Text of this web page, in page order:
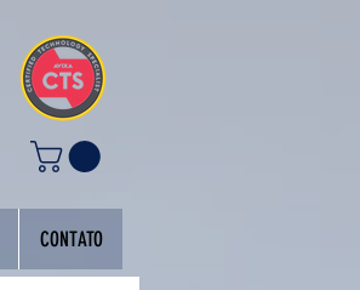
CONTATO